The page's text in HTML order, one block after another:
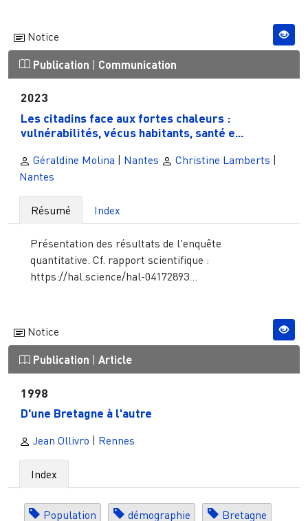
Notice
Publication | Communication
2023
Les citadins face aux fortes chaleurs :
vulnérabilités, vécus habitants, santé e...
Géraldine Molina | Nantes Christine Lamberts |
Nantes
Résumé Index
Présentation des résultats de l'enquête
quantitative. Cf. rapport scientifique :
https://hal.science/hal-04172893...
Notice
Publication | Article
1998
D'une Bretagne à l'autre
Jean Ollivro Rennes
Index
Population démographie Bretagne